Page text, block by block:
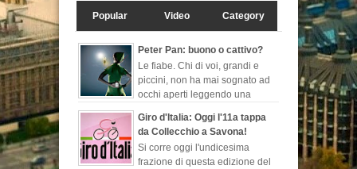
Popular Video Category
Peter Pan: buono o cattivo?
Le fiabe. Chi di voi, grandi e
piccini, non ha mai sognato ad
occhi aperti leggendo una
evadere dalla realtà, ch...
Giro d'Italia: Oggi l'11a tappa
da Collecchio a Savona!
Si corre oggi l'undicesima
frazione di questa edizione del